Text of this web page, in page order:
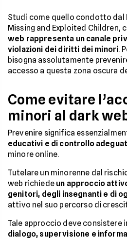
Studi come quello condotto dal
Missing and Exploited Children,
web rappresenta un canale
violazioni dei diritti dei minori.
bisogna assolutamente
accesso a questa zona oscura
Come evitare
minori al dark
Prevenire significa
educativi e di controllo
minore online.
Tutelare un minorenne dal
web richiede un approccio
genitori, degli insegnanti e di
attivo nel suo percorso di
Tale approccio deve consistere
dialogo, supervisione e